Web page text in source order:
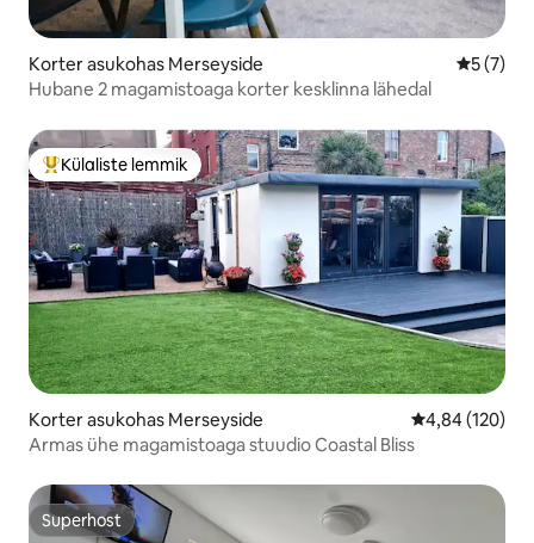
Korter asukohas Merseyside
5 (7)
Hubane 2 magamistoaga korter kesklinna lähedal
Külaliste suur lemmik
Külaliste lemmik
Korter asukohas Merseyside Keskmine
4,84 (120)
Armas ühe magamistoaga stuudio Coastal Bliss
Superhost
Superhost